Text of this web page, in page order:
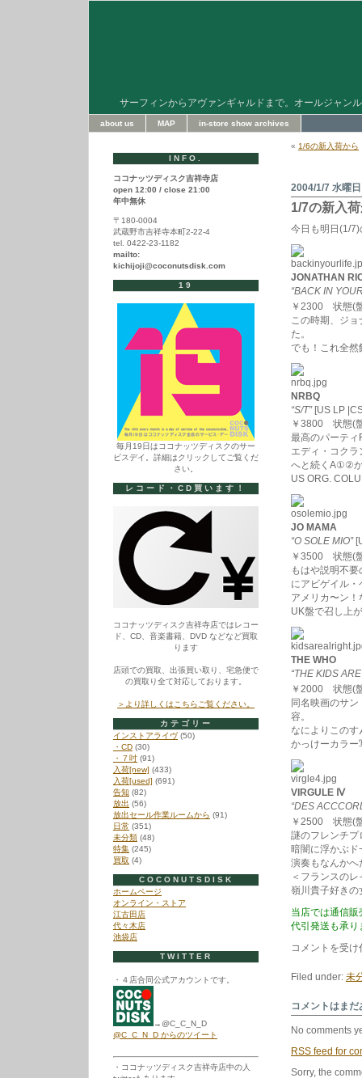
サーフィンからアヴァンギャルドまで。オールジャン
about us MAP in-store show archives
« 1/6の新入荷から
2004/1/7 水曜日
1/7の新入
今日も明日(1/
JONATHAN
“BACK IN
￥2300 状態(
この時期、ジ
た。
でも！これ全然
NRBQ
“S/T”[US LP
￥3800 状態(
最高のパーテ
エディ・コクラ
へと続くA①②か
US ORG.
JO MAMA
“O SOLE MIO”
￥3500 状態(
もはや説明不
にアビゲイル
アメリカ〜ン
UK盤で召し上
THE WHO
“THE KIDS
￥2000 状態(
同名映画のサ
容。
なによりこの
かっけーカラー
VIRGULE Ⅳ
“DES
￥2500 状態(
謎のフレンチプ
暗闇に浮かぶ
演奏もなんかへ
＜フランスの
嶺川貴子好きの
当店では通信
代引発送も承り
1/7
入
か
ら
は
コメントを受
Filed under: 未
コメントはま
No comments
RSS feed for
Sorry, the
INFO.
ココナッツディスク吉祥寺店
open 12:00 / close 21:00
年中無休
〒180-0004
武蔵野市吉祥寺本町2-22-4
tel. 0422-23-1182
mailto:
kichijoji@coconutsdisk.com
19
毎月19日はココナッツディスクのサー
ビスデイ。詳細はクリックしてご覧くだ
さい。
レコード・CD買います！
ココナッツディスク吉祥寺店ではレコー
ド、CD、音楽書籍、DVD などなど買取
ります
店頭での買取、出張買い取り、宅急便で
の買取り全て対応しております。
＞より詳しくはこちらご覧ください。
カテゴリー
インストアライヴ(50)
・CD (30)
・７吋 (91)
入荷[new] (433)
入荷[used] (691)
告知 (82)
放出 (56)
放出セール作業ルームから (91)
日常 (351)
未分類 (48)
特集 (245)
買取 (4)
COCONUTSDISK
ホームページ
オンライン・ストア
江古田店
代々木店
池袋店
TWITTER
・４店合同公式アカウントです。
→@C_C_N_D
@C_C_N_D からのツイート
・ココナッツディスク吉祥寺店中の人